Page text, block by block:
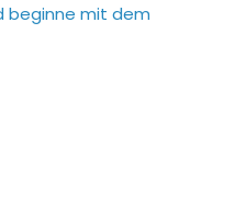
beginne mit dem